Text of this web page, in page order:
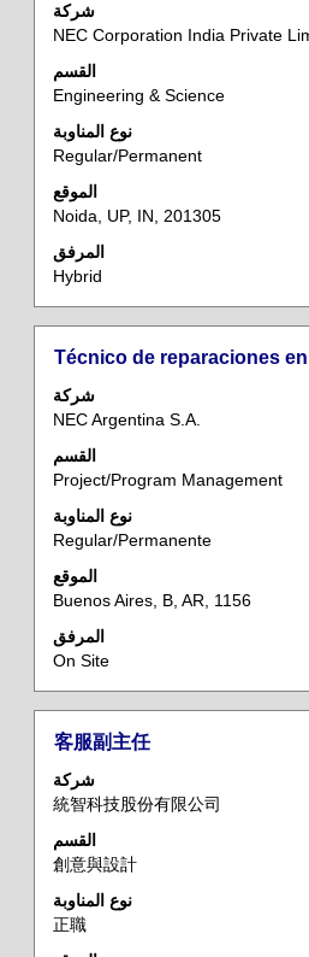
شركة
NEC Corporation India Private
القسم
Engineering & Science
نوع المناوبة
Regular/Permanent
الموقع
Noida, UP, IN, 201305
المرفق
Hybrid
مفتاح
لعرض
محتويات
معلومات
الوظيفة
المسمى
Técnico de reparaciones
شركة
NEC Argentina S.A.
القسم
Project/Program Management
نوع المناوبة
Regular/Permanente
الموقع
Buenos Aires, B, AR, 1156
المرفق
On Site
حدد
مفتاح
المسافة
لعرض
محتويات
معلومات
الوظيفة
المسمى
客服副主任
شركة
統智科技股份有限公司
القسم
創意與設計
نوع المناوبة
正職
حدد
مفتاح
لعرض
محتويات
معلومات
الوظيفة